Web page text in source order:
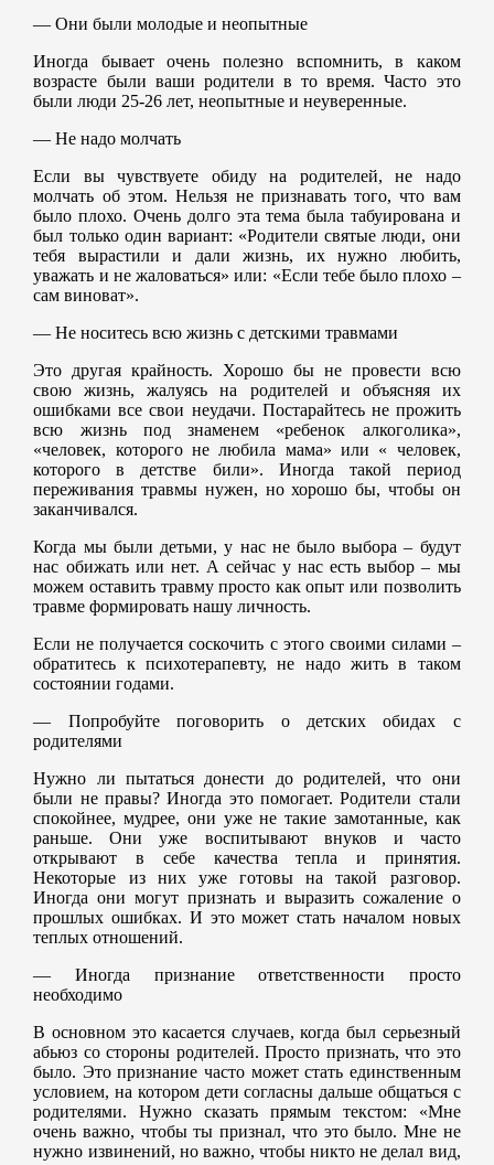
— Они были молодые и неопытные
Иногда бывает очень полезно вспомнить, в каком
возрасте были ваши родители в то время. Часто это
были люди 25-26 лет, неопытные и неуверенные.
— Не надо молчать
Если вы чувствуете обиду на родителей, не надо
молчать об этом. Нельзя не признавать того, что вам
было плохо. Очень долго эта тема была табуирована и
был только один вариант: «Родители святые люди, они
тебя вырастили и дали жизнь, их нужно любить,
уважать и не жаловаться» или: «Если тебе было плохо –
сам виноват».
— Не носитесь всю жизнь с детскими травмами
Это другая крайность. Хорошо бы не провести всю
свою жизнь, жалуясь на родителей и объясняя их
ошибками все свои неудачи. Постарайтесь не прожить
всю жизнь под знаменем «ребенок алкоголика»,
«человек, которого не любила мама» или « человек,
которого в детстве били». Иногда такой период
переживания травмы нужен, но хорошо бы, чтобы он
заканчивался.
Когда мы были детьми, у нас не было выбора – будут
нас обижать или нет. А сейчас у нас есть выбор – мы
можем оставить травму просто как опыт или позволить
травме формировать нашу личность.
Если не получается соскочить с этого своими силами –
обратитесь к психотерапевту, не надо жить в таком
состоянии годами.
— Попробуйте поговорить о детских обидах с
родителями
Нужно ли пытаться донести до родителей, что они
были не правы? Иногда это помогает. Родители стали
спокойнее, мудрее, они уже не такие замотанные, как
раньше. Они уже воспитывают внуков и часто
открывают в себе качества тепла и принятия.
Некоторые из них уже готовы на такой разговор.
Иногда они могут признать и выразить сожаление о
прошлых ошибках. И это может стать началом новых
теплых отношений.
— Иногда признание ответственности просто
необходимо
В основном это касается случаев, когда был серьезный
абьюз со стороны родителей. Просто признать, что это
было. Это признание часто может стать единственным
условием, на котором дети согласны дальше общаться с
родителями. Нужно сказать прямым текстом: «Мне
очень важно, чтобы ты признал, что это было. Мне не
нужно извинений, но важно, чтобы никто не делал вид,